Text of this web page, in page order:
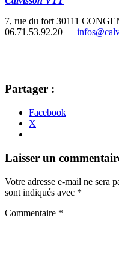
7, rue du fort 30111
06.71.53.92.20 —
Partager :
Facebook
X
Navigation
articles
←
→
Laisser un
Votre adresse e-mail ne sera
sont indiqués avec *
Commentaire *